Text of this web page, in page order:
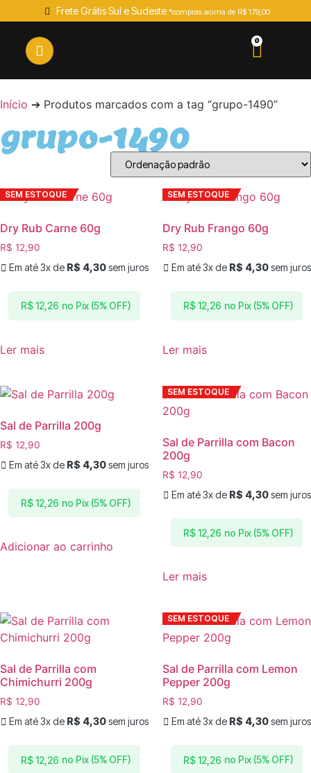
Frete Grátis Sul e Sudeste*compras acima de R$ 179,00
0
Início ➔ Produtos marcados com a tag “grupo-1490”
grupo-1490
SEM ESTOQUE
Dry Rub Carne 60g
R$ 12,90
R$12,26 no Pix (5% OFF)
Em até 3x de R$ 4,30sem juros
Ler mais
SEM ESTOQUE
Dry Rub Frango 60g
R$ 12,90
R$12,26 no Pix (5% OFF)
Em até 3x de R$ 4,30sem juros
Ler mais
Sal de Parrilla 200g
R$ 12,90
R$12,26 no Pix (5% OFF)
Em até 3x de R$ 4,30sem juros
Adicionar ao carrinho
SEM ESTOQUE
Sal de Parrilla com Bacon
200g
R$ 12,90
R$12,26 no Pix (5% OFF)
Em até 3x de R$ 4,30sem juros
Ler mais
Sal de Parrilla com
Chimichurri 200g
R$ 12,90
R$12,26 no Pix (5% OFF)
Em até 3x de R$ 4,30sem juros
SEM ESTOQUE
Sal de Parrilla com Lemon
Pepper 200g
R$ 12,90
R$12,26 no Pix (5% OFF)
Em até 3x de R$ 4,30sem juros